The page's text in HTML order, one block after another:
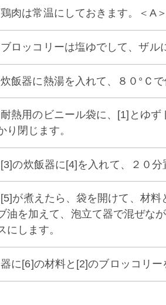
肉は常温にしておきます。＜A
ロッコリーは塩ゆでして、ザル
飯器に熱湯を入れて、８０°Ｃで
熱用のビニール袋に、[1]とゆ
り閉じます。
の炊飯器に[4]を入れて、２０分
が煮えたら、袋を開けて、材
油を加えて、泡立て器で混ぜな
にします。
に[6]の材料と[2]のブロッコリー